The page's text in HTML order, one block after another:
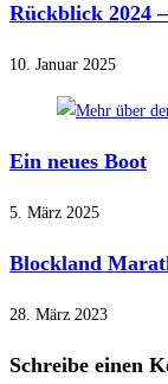
Rückblick 2024
10. Januar 2025
Ein neues Boot
5. März 2025
Blockland
28. März 2023
Schreibe einen